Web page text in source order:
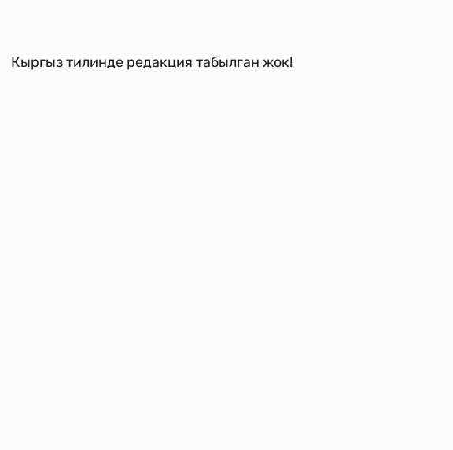
Кыргыз тилинде редакция табылган жок!